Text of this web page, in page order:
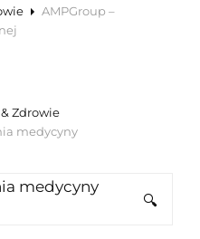
AMPGroup –
Zdrowie
medycyny
🔍